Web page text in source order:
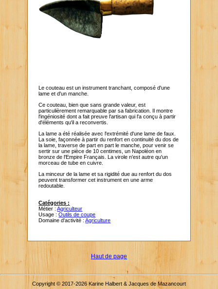
Le couteau est un instrument tranchant, composé d'une
lame et d'un manche.
Ce couteau, bien que sans grande valeur, est
particulièrement remarquable par sa fabrication. Il montre
l'ingéniosité dont a fait preuve l'artisan qui l'a conçu à partir
d'éléments qu'il a reconvertis.
La lame a été réalisée avec l'extrémité d'une lame de faux.
La soie, façonnée à partir du renfort en continuité du dos de
la lame, traverse de part en part le manche, pour venir se
sertir sur une pièce de 10 centimes, un Napoléon en
bronze de l'Empire Français. La virole n'est autre qu'un
morceau de tube en cuivre.
La minceur de la lame et sa rigidité due au renfort du dos
peuvent transformer cet instrument en une arme
redoutable.
Catégories :
Métier :Agriculteur
Usage :Outils de coupe
Domaine d'activité :Agriculture
Haut de page
Copyright © 2017-2026 Karine Halbert & Jacques de Mazancourt